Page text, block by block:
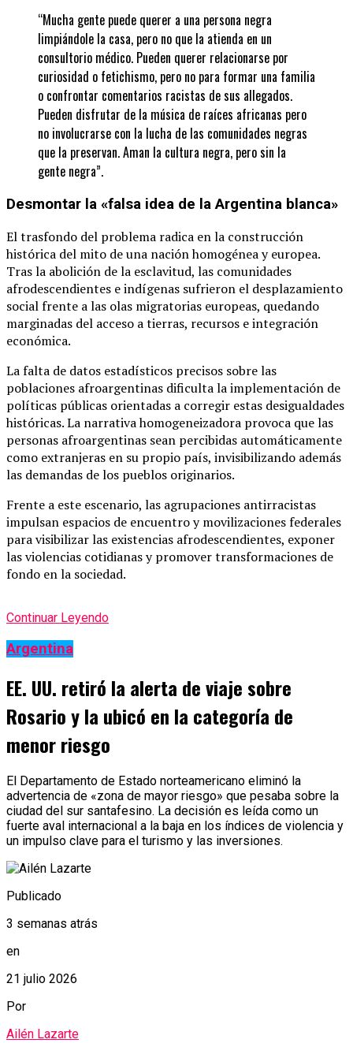
“Mucha gente puede querer a una persona negra
limpiándole la casa, pero no que la atienda en un
consultorio médico. Pueden querer relacionarse por
curiosidad o fetichismo, pero no para formar una familia
o confrontar comentarios racistas de sus allegados.
Pueden disfrutar de la música de raíces africanas pero
no involucrarse con la lucha de las comunidades negras
que la preservan. Aman la cultura negra, pero sin la
gente negra”.
Desmontar la «falsa idea de la Argentina blanca»
El trasfondo del problema radica en la construcción
histórica del mito de una nación homogénea y europea.
Tras la abolición de la esclavitud, las comunidades
afrodescendientes e indígenas sufrieron el desplazamiento
social frente a las olas migratorias europeas, quedando
marginadas del acceso a tierras, recursos e integración
económica.
La falta de datos estadísticos precisos sobre las
poblaciones afroargentinas dificulta la implementación de
políticas públicas orientadas a corregir estas desigualdades
históricas. La narrativa homogeneizadora provoca que las
personas afroargentinas sean percibidas automáticamente
como extranjeras en su propio país, invisibilizando además
las demandas de los pueblos originarios.
Frente a este escenario, las agrupaciones antirracistas
impulsan espacios de encuentro y movilizaciones federales
para visibilizar las existencias afrodescendientes, exponer
las violencias cotidianas y promover transformaciones de
fondo en la sociedad.
Continuar Leyendo
Argentina
EE. UU. retiró la alerta de viaje sobre
Rosario y la ubicó en la categoría de
menor riesgo
El Departamento de Estado norteamericano eliminó la
advertencia de «zona de mayor riesgo» que pesaba sobre la
ciudad del sur santafesino. La decisión es leída como un
fuerte aval internacional a la baja en los índices de violencia y
un impulso clave para el turismo y las inversiones.
Publicado
3 semanas atrás
en
21 julio 2026
Por
Ailén Lazarte